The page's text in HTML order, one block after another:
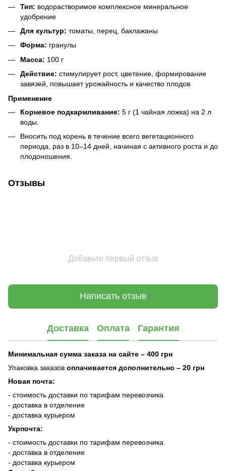
Тип: водорастворимое комплексное минеральное
удобрение
Для культур: томаты, перец, баклажаны
Форма: гранулы
Масса: 100 г
Действие: стимулирует рост, цветение, формирование
завязей, повышает урожайность и качество плодов
Применение
Корневое подкармливание: 5 г (1 чайная ложка) на 2 л
воды.
Вносить под корень в течение всего вегетационного
периода, раз в 10–14 дней, начиная с активного роста и до
плодоношения.
Отзывы
Добавьте первый отзыв
Написать отзыв
Доставка Оплата Гарантия
Минимальная сумма заказа на сайте – 400 грн
Упаковка заказов оплачивается дополнительно – 20 грн
Новая почта:
- стоимость доставки по тарифам перевозчика
- доставка в отделение
- доставка курьером
Укрпочта:
- стоимость доставки по тарифам перевозчика
- доставка в отделение
- доставка курьером